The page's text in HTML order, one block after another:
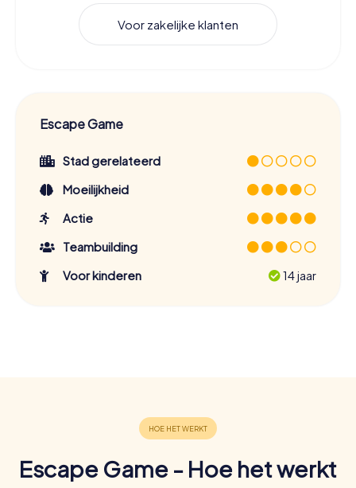
Voor zakelijke klanten
Escape Game
Stad gerelateerd
Moeilijkheid
Actie
Teambuilding
Voor kinderen
14 jaar
Escape Game - Hoe het werkt